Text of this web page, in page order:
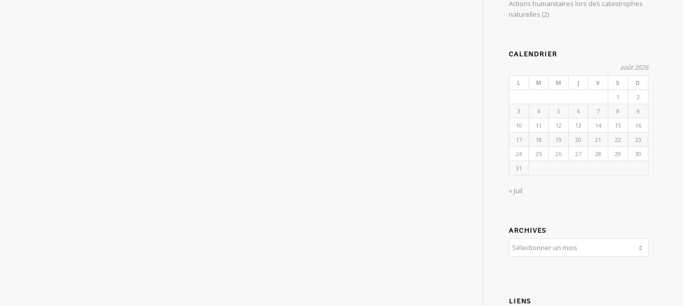
Actions humanitaires lors des catastrophes
naturelles (2)
CALENDRIER
août 2026
L M M J V S
D
1
2
3
4 5 6 7 8
9
10
11 12 13 14 15
16
17
18 19 20 21 22
23
24
25 26 27 28 29
30
31
« Juil
ARCHIVES
LIENS